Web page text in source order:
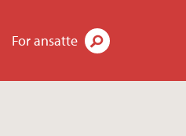
For ansatte